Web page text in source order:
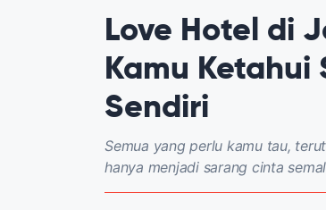
Love Hotel di
Kamu
Sendiri
Semua yang perlu kamu tau,
hanya menjadi sarang cinta